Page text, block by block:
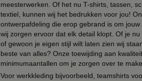
meesterwerken. Of het nu T-shirts, tassen,
textiel, kunnen wij het bedrukken voor jou!
ontwerpafdeling die erop gebrand is om
wij zorgen ervoor dat elk detail klopt. Of je
of gewoon je eigen stijl wilt laten zien wij
beste van alles? Onze toewijding aan
minimumaantallen om je zorgen over te
Voor werkkleding bijvoorbeeld, teamshirts